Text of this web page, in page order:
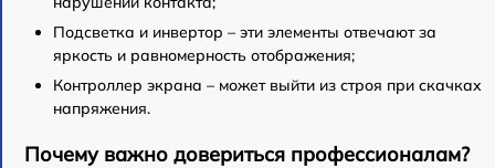
Подсветка и инвертор – эти элементы отвечают за
яркость и равномерность отображения;
Контроллер экрана – может выйти из строя при скачках
напряжения.
Почему важно довериться профессионалам?